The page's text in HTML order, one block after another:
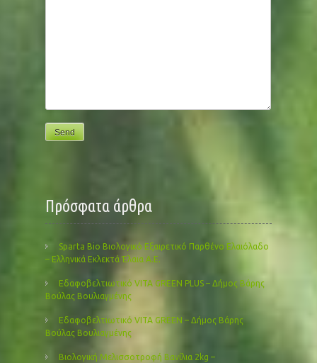
Πρόσφατα άρθρα
Sparta Bio Βιολογικό Εξαιρετικό Παρθένο Ελαιόλαδο
– Ελληνικά Εκλεκτά Έλαια Α.Ε.
Εδαφοβελτιωτικό VITA GREEN PLUS – Δήμος Βάρης
Βούλας Βουλιαγμένης
Εδαφοβελτιωτικό VITA GREEN – Δήμος Βάρης
Βούλας Βουλιαγμένης
Βιολογική Μελισσοτροφή Βανίλια 2kg –